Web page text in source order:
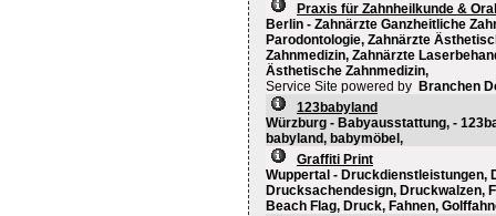
Praxis für Zahnheilkunde &
Berlin - Zahnärzte Ganzheitliche
Parodontologie, Zahnärzte
Zahnmedizin, Zahnärzte
Ästhetische Zahnmedizin,
Service Site powered by Branchen
123babyland
Würzburg - Babyausstattung, -
babyland, babymöbel,
Graffiti Print
Wuppertal - Druckdienstleistungen,
Drucksachendesign, Druckwalzen,
Beach Flag, Druck, Fahnen,